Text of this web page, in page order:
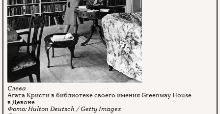
Агата Кристи в библиотеке своего имения Greenway House
в Девоне
Hulton Deutsch / Getty Images